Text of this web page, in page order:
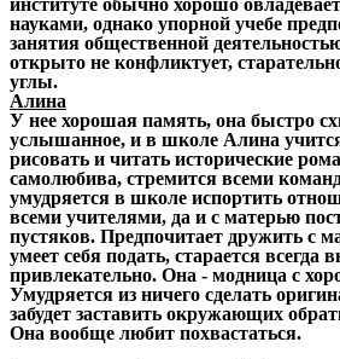
науками, однако упорной учебе
занятия общественной
открыто не конфликтует,
углы.
Алина
У нее хорошая память, она быстро
услышанное, и в школе Алина
рисовать и читать исторические
самолюбива, стремится всеми
умудряется в школе испортить
всеми учителями, да и с матерью
пустяков. Предпочитает дружить с
умеет себя подать, старается всегда
привлекательно. Она - модница с
Умудряется из ничего сделать
забудет заставить окружающих
Она вообще любит похвастаться.